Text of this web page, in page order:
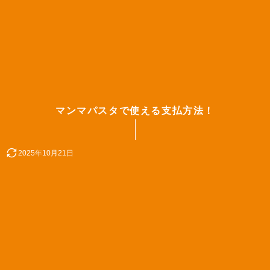
マンマパスタで使える支払方法！
2025年10月21日